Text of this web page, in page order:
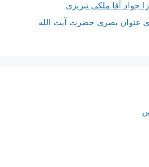
جواد آقا ملکی تبریزی
عنوان بصری حضرت آیت الله